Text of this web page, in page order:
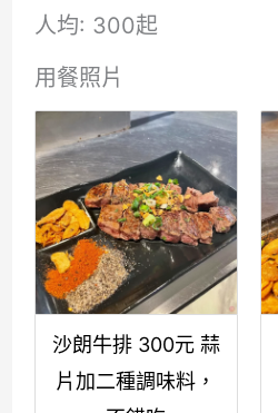
人均: 300起
用餐照片
沙朗牛排 300元 蒜
片加二種調味料，